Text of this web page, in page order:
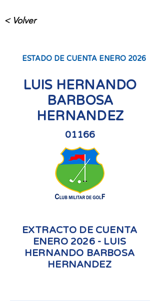
< Volver
ESTADO DE CUENTA ENERO 2026
LUIS HERNANDO
BARBOSA
HERNANDEZ
01166
EXTRACTO DE CUENTA
ENERO 2026 - LUIS
HERNANDO BARBOSA
HERNANDEZ